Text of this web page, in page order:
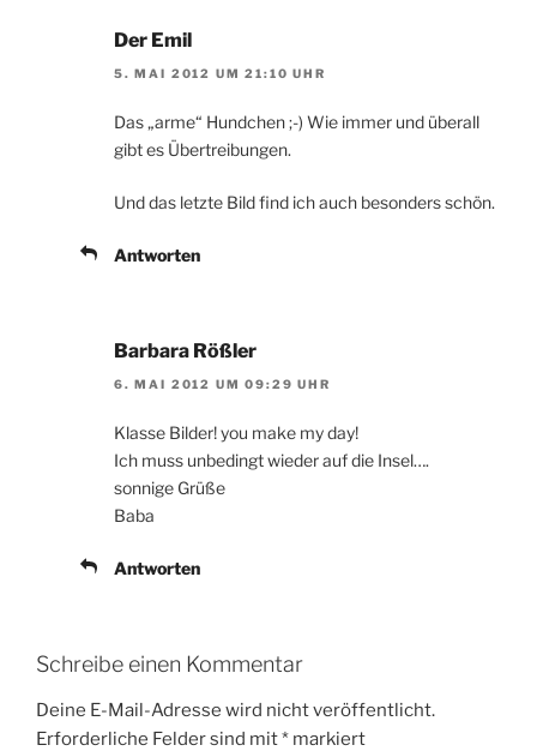
Der Emil
5. MAI 2012 UM 21:10 UHR
Das „arme“ Hundchen ;-) Wie immer und überall
gibt es Übertreibungen.
Und das letzte Bild find ich auch besonders schön.
Antworten
Barbara Rößler
6. MAI 2012 UM 09:29 UHR
Klasse Bilder! you make my day!
Ich muss unbedingt wieder auf die Insel….
sonnige Grüße
Baba
Antworten
Schreibe einen Kommentar
Deine E-Mail-Adresse wird nicht veröffentlicht.
Erforderliche Felder sind mit* markiert